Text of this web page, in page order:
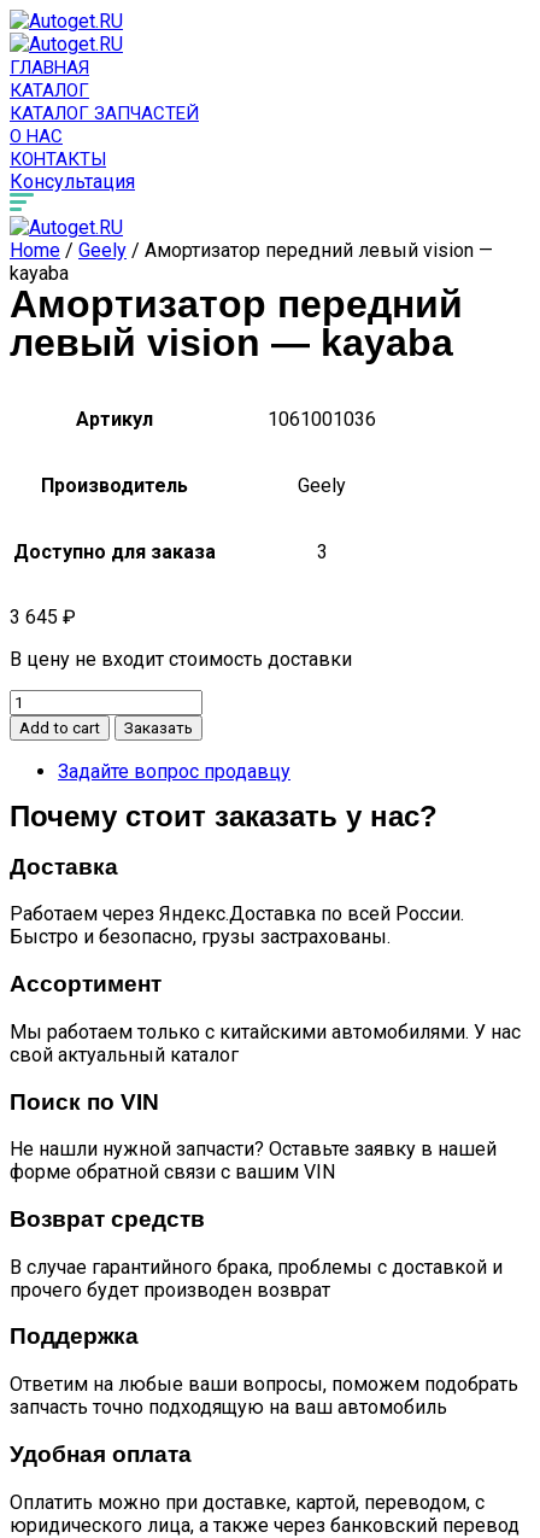
ГЛАВНАЯ
КАТАЛОГ
КАТАЛОГ ЗАПЧАСТЕЙ
О НАС
КОНТАКТЫ
Консультация
Home / Geely / Амортизатор передний левый vision —
kayaba
Амортизатор передний
левый vision — kayaba
Артикул 1061001036
Производитель Geely
Доступно для заказа 3
3 645 ₽
В цену не входит стоимость доставки
Амортизатор
передний
левый
vision
kayaba
Add to cart Заказать
Задайте вопрос продавцу
Почему стоит заказать у нас?
Доставка
Работаем через Яндекс.Доставка по всей России.
Быстро и безопасно, грузы застрахованы.
Ассортимент
Мы работаем только с китайскими автомобилями. У нас
свой актуальный каталог
Поиск по VIN
Не нашли нужной запчасти? Оставьте заявку в нашей
форме обратной связи с вашим VIN
Возврат средств
В случае гарантийного брака, проблемы с доставкой и
прочего будет производен возврат
Поддержка
Ответим на любые ваши вопросы, поможем подобрать
запчасть точно подходящую на ваш автомобиль
Удобная оплата
Оплатить можно при доставке, картой, переводом, с
юридического лица, а также через банковский перевод